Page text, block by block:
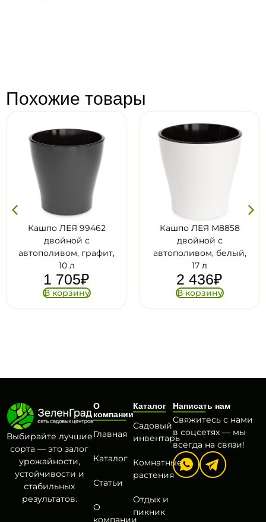
Похожие товары
Кашпо ЛЕЯ М8858
двойной с
автополивом, белый,
2 436
В корзину
Кашпо ЛЕЯ
двойной с
автополивом,
2 436
В корзину
Выбирайте лучшие
сорта — это залог
урожайности,
устойчивости и
стабильных
результатов.
О
компании
Главная
Каталог
Статьи
О
компании
Каталог
Садовый
инвентарь
Комнатные
растения
Отдых и
пикник
Написать нам
Свяжитесь с нами
в соцсетях — мы
всегда на связи!